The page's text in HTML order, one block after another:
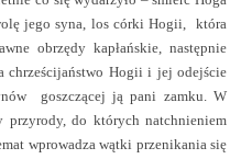
jego syna, los córki Hogii,
która
obrzędy kapłańskie, następnie
chrześcijaństwo Hogii i jej odejście
goszczącej ją pani zamku. W
przyrody, do których natchnieniem
wprowadza wątki przenikania się